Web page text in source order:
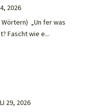
2026
Wörtern) „Un fer was
Fascht wie e...
29, 2026